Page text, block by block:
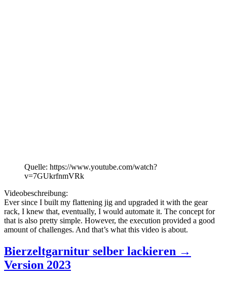
Quelle: https://www.youtube.com/watch?
v=7GUkrfnmVRk
Videobeschreibung:
Ever since I built my flattening jig and upgraded it with the gear
rack, I knew that, eventually, I would automate it. The concept for
that is also pretty simple. However, the execution provided a good
amount of challenges. And that’s what this video is about.
Bierzeltgarnitur selber lackieren →
Version 2023